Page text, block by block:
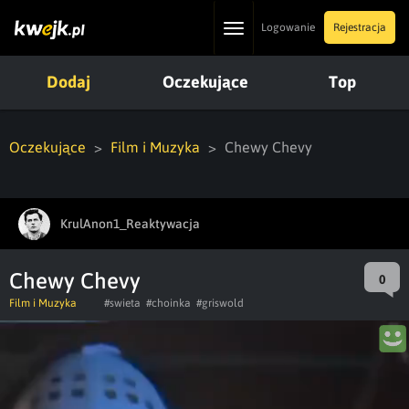
ToggleLogowanie Rejestracja
Dodaj Oczekujące Top
Oczekujące Film i Muzyka Chewy Chevy
KrulAnon1_Reaktywacja
Chewy Chevy 0
Film i Muzyka #swieta #choinka #griswold